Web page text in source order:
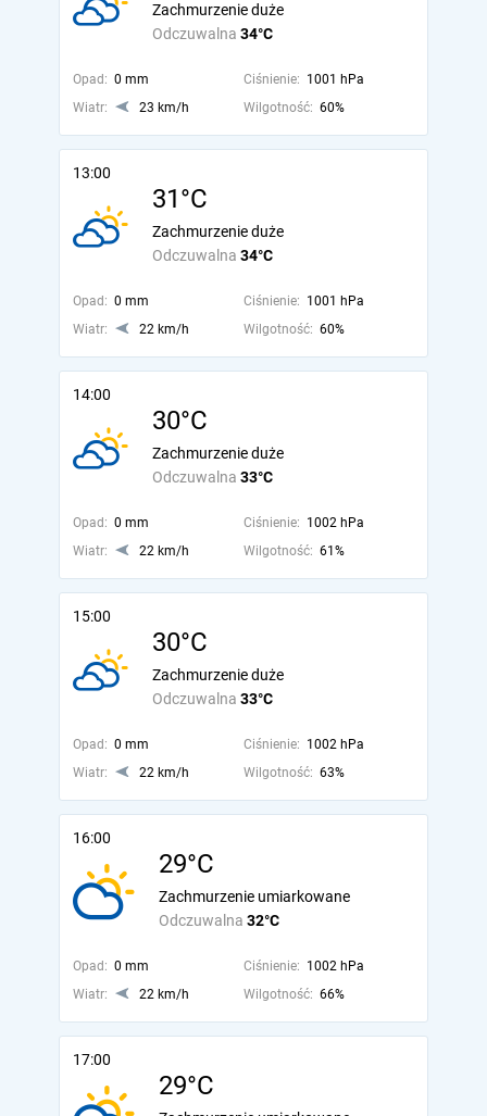
Odczuwalna 34°C
Zachmurzenie duże
Opad: 0 mm Ciśnienie: 1001 hPa
Wiatr:
23 km/h Wilgotność: 60%
13:00
31°C
Odczuwalna 34°C
Zachmurzenie duże
Opad: 0 mm Ciśnienie: 1001 hPa
Wiatr:
22 km/h Wilgotność: 60%
14:00
30°C
Odczuwalna 33°C
Zachmurzenie duże
Opad: 0 mm Ciśnienie: 1002 hPa
Wiatr:
22 km/h Wilgotność: 61%
15:00
30°C
Odczuwalna 33°C
Zachmurzenie duże
Opad: 0 mm Ciśnienie: 1002 hPa
Wiatr:
22 km/h Wilgotność: 63%
16:00
29°C
Odczuwalna 32°C
Zachmurzenie umiarkowane
Opad: 0 mm Ciśnienie: 1002 hPa
Wiatr:
22 km/h Wilgotność: 66%
17:00
29°C